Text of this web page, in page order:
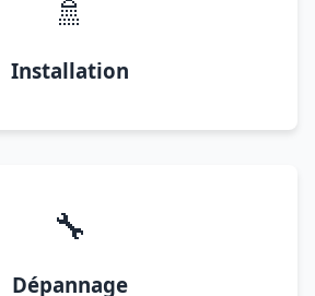
🚿
Installation
🔧
Dépannage